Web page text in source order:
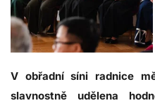
V obřadní síni radnice
slavnostně udělena